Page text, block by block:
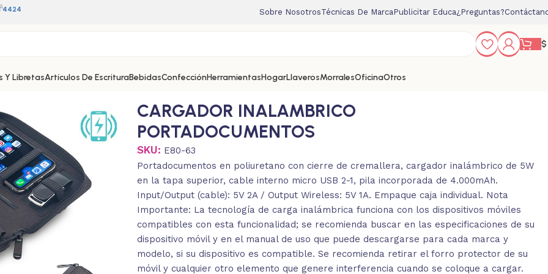
4424 Sobre NosotrosTécnicas De MarcaPublicitar Educa¿Preguntas?
$
Y LibretasArtículos De EscrituraBebidasConfecciónHerramientasHogarLlaverosMorralesOficinaOtros
CARGADOR INALAMBRICO
PORTADOCUMENTOS
SKU: E80-63
Portadocumentos en poliuretano con cierre de cremallera, cargador inalámbrico de 5W
en la tapa superior, cable interno micro USB 2-1, pila incorporada de 4.000mAh.
Input/Output (cable): 5V 2A / Output Wireless: 5V 1A. Empaque caja individual. Nota
Importante: La tecnología de carga inalámbrica funciona con los dispositivos móviles
compatibles con esta funcionalidad; se recomienda buscar en las especificaciones de su
dispositivo móvil y en el manual de uso que puede descargarse para cada marca y
modelo, si su dispositivo es compatible. Se recomienda retirar el forro protector de su
móvil y cualquier otro elemento que genere interferencia cuando se coloque a cargar.